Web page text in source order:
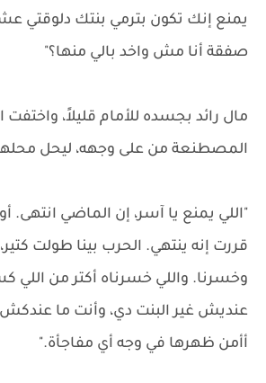
يمنع إنك تكون بترمي بنتك دلوقتي
صفقة أنا مش واخد بالي منها؟"
مال رائد بجسده للأمام قليلاً، واختفت
المصطنعة من على وجهه، ليحل
"اللي يمنع يا آسر، إن الماضي انتهى. أو
قررت إنه ينتهي. الحرب بينا طولت
وخسرنا. واللي خسرناه أكتر من اللي
عنديش غير البنت دي، وأنت ما عندكش
أأمن ظهرها في وجه أي مفاجأة."